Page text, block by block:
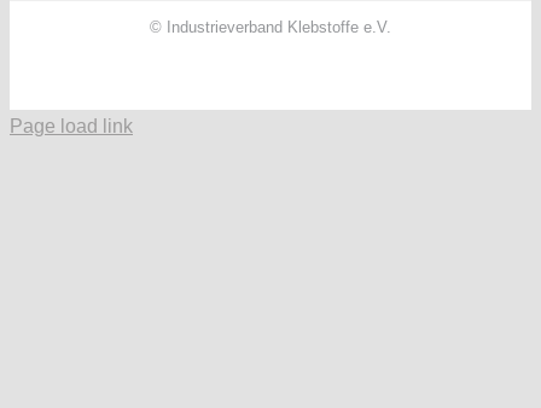
© Industrieverband Klebstoffe e.V.
Page load link